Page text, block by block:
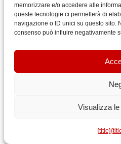
memorizzare e/o accedere alle
queste tecnologie ci permetterà di
navigazione o ID unici su questo sito.
consenso può influire negativamente
Visualizza
{title}